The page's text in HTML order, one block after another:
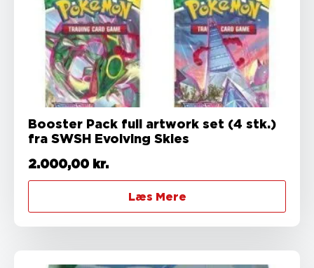
Booster Pack full artwork set (4 stk.)
fra SWSH Evolving Skies
2.000,00 kr.
Læs Mere